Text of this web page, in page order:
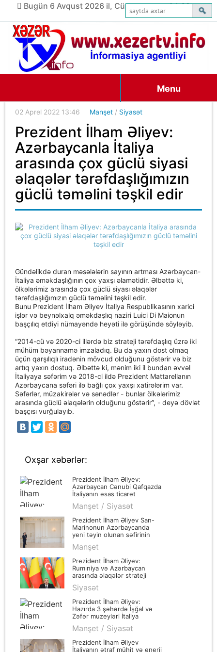
Bugün 6 Avqust 2026 il, Cümə axşamı, 04:32
Menu
02 Aprel 2022 13:46 Manşet / Siyasət
Prezident İlham Əliyev:
Azərbaycanla İtaliya
arasında çox güclü siyasi
əlaqələr tərəfdaşlığımızın
güclü təməlini təşkil edir
Gündəlikdə duran məsələlərin sayının artması Azərbaycan-
İtaliya əməkdaşlığının çox yaxşı əlamətidir. Əlbəttə ki,
ölkələrimiz arasında çox güclü siyası əlaqələr
tərəfdaşlığımızın güclü təməlini təşkil edir.
Bunu Prezident İlham Əliyev İtaliya Respublikasının xarici
işlər və beynəlxalq əməkdaşlıq naziri Luici Di Maionun
başçılıq etdiyi nümayəndə heyəti ilə görüşündə söyləyib.
“2014-cü və 2020-ci illərdə biz strateji tərəfdaşlıq üzrə iki
mühüm bəyannamə imzaladıq. Bu da yaxın dost olmaq
üçün qarşılıqlı iradənin mövcud olduğunu göstərir və biz
artıq yaxın dostuq. Əlbəttə ki, mənim iki il bundan əvvəl
İtaliyaya səfərim və 2018-ci ildə Prezident Mattarellanın
Azərbaycana səfəri ilə bağlı çox yaxşı xatirələrim var.
Səfərlər, müzakirələr və sənədlər - bunlar ölkələrimiz
arasında güclü əlaqələrin olduğunu göstərir”, - deyə dövlət
başçısı vurğulayıb.
Oxşar xəbərlər:
Prezident İlham Əliyev:
Azərbaycan Cənubi Qafqazda
İtaliyanın əsas ticarət
Manşet / Siyasət
Prezident İlham Əliyev San-
Marinonun Azərbaycanda
yeni təyin olunan səfirinin
Manşet
Prezident İlham Əliyev:
Rumıniya və Azərbaycan
arasında əlaqələr strateji
etdirilir
Siyasət
Prezident İlham Əliyev:
Hazırda 3 şəhərdə İşğal və
Zəfər muzeyləri İtaliya
olunur
Manşet / Siyasət
Prezident İlham Əliyev
İtaliyanın ətraf mühit və enerji